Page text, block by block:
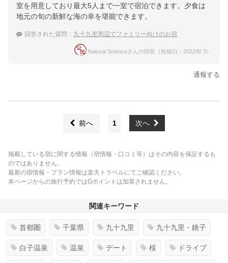
室を用意しており最大5人まで一室で宿泊できます。夕食は
地元の旬の新鮮な海の幸を堪能できます。
回答された質問： 九十九里周辺でファミリー向けのお宿
Natural Scienceさんの回答（投稿日：2022/5/ 3）
通報する
前へ 1 次へ
掲載している宿に関する情報（宿情報・口コミ等）はその内容を保証するも
のではありません。
最新の宿情報・プラン情報は楽天トラベルにてご確認ください。
本ページからの旅行予約ではGポイントは加算されません。
関連キーワード
首都圏 千葉県 九十九里 九十九里・銚子
白子温泉 温泉 デート 桜 ドライブ